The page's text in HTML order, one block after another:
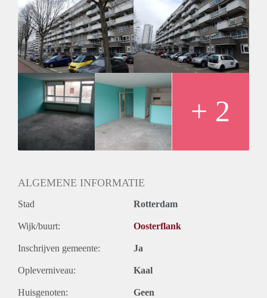
Mogelijk
Inkomen eis
N.V.T.
Huurtermijn
Onbepaalde termijn
Oplevering
+ 2
ALGEMENE INFORMATIE
Stad Rotterdam
Wijk/buurt: Oosterflank
Inschrijven gemeente: Ja
Opleverniveau: Kaal
Huisgenoten: Geen